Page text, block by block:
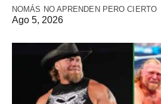
NOMÁS NO APRENDEN PERO CIERTO
Ago 5, 2026